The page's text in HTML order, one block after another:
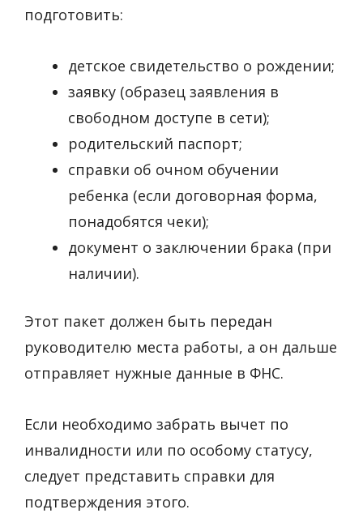
подготовить:
детское свидетельство о рождении;
заявку (образец заявления в
свободном доступе в сети);
родительский паспорт;
справки об очном обучении
ребенка (если договорная форма,
понадобятся чеки);
документ о заключении брака (при
наличии).
Этот пакет должен быть передан
руководителю места работы, а он дальше
отправляет нужные данные в ФНС.
Если необходимо забрать вычет по
инвалидности или по особому статусу,
следует представить справки для
подтверждения этого.